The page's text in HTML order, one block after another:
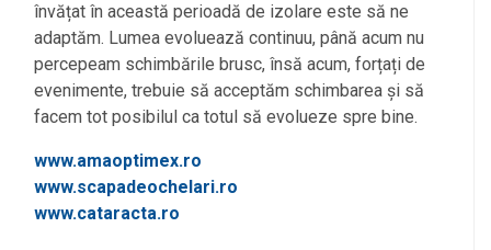
învățat în această perioadă de izolare este să ne
adaptăm. Lumea evoluează continuu, până acum nu
percepeam schimbările brusc, însă acum, forțați de
evenimente, trebuie să acceptăm schimbarea și să
facem tot posibilul ca totul să evolueze spre bine.
www.amaoptimex.ro
www.scapadeochelari.ro
www.cataracta.ro